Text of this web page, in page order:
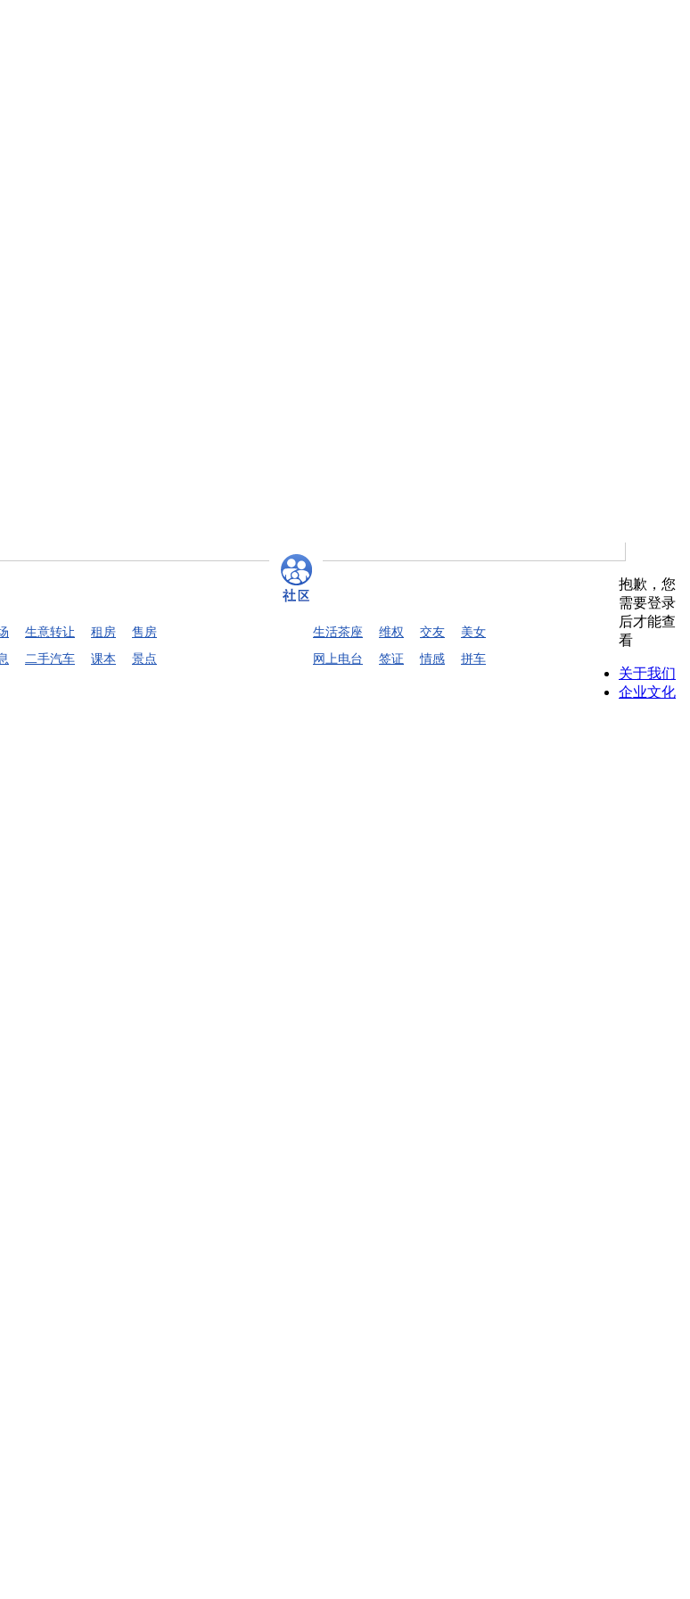
生意转让 租房
售房
二手汽车 课本 景点
生活茶座 维权 交友
美女
网上电台
签证 情感 拼车
抱歉，您
需要登录
后才能查
看
关于我们
企业文化